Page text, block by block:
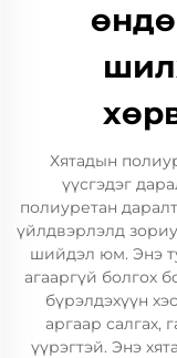
Хятадын
үүсгэдэг
полиуретан
үйлдвэрлэлд
шийдэл юм. Энэ
агааргүй болгох
бүрэлдэхүүн
аргаар салгах,
үүрэгтэй. Энэ